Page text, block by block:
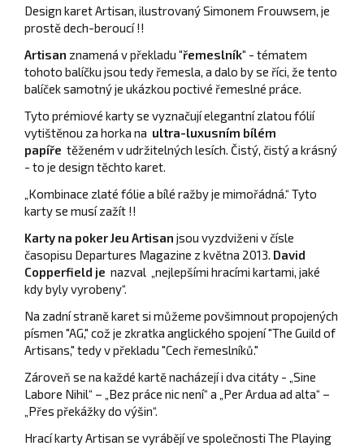
Design karet Artisan, ilustrovaný Simonem Frouwsem, je
prostě dech-beroucí !!
Artisan znamená v překladu "řemeslník" - tématem
tohoto balíčku jsou tedy řemesla, a dalo by se říci, že tento
balíček samotný je ukázkou poctivé řemeslné práce.
Tyto prémiové karty se vyznačují elegantní zlatou fólií
vytištěnou za horka na ultra-luxusním bílém
papíře těženém v udržitelných lesích. Čistý, čistý a krásný
- to je design těchto karet.
„Kombinace zlaté fólie a bílé ražby je mimořádná.“ Tyto
karty se musí zažít !!
Karty na poker Jeu Artisan jsou vyzdviženi v čísle
časopisu Departures Magazine z května 2013. David
Copperfield je nazval „nejlepšími hracími kartami, jaké
kdy byly vyrobeny“.
Na zadní straně karet si můžeme povšimnout propojených
písmen "AG," což je zkratka anglického spojení "The Guild of
Artisans," tedy v překladu "Cech řemeslníků."
Zároveň se na každé kartě nacházejí i dva citáty - „Sine
Labore Nihil“ – „Bez práce nic není“ a „Per Ardua ad alta“ –
„Přes překážky do výšin“.
Hrací karty Artisan se vyrábějí ve společnosti The Playing